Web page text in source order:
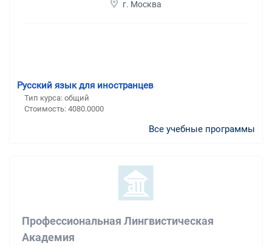
г. Москва
Русский язык для иностранцев
Тип курса: общий
Стоимость: 4080.0000
Все учебные программы
Профессиональная Лингвистическая
Академия